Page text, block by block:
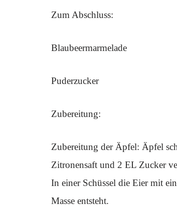
Zum Abschluss:
Blaubeermarmelade
Puderzucker
Zubereitung:
Zubereitung der Äpfel: Äpfel
Zitronensaft und 2 EL Zucker
In einer Schüssel die Eier mit
Masse entsteht.